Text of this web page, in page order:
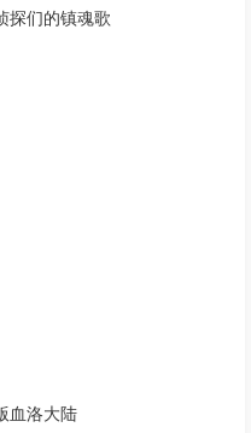
探们的镇魂歌
血洛大陆